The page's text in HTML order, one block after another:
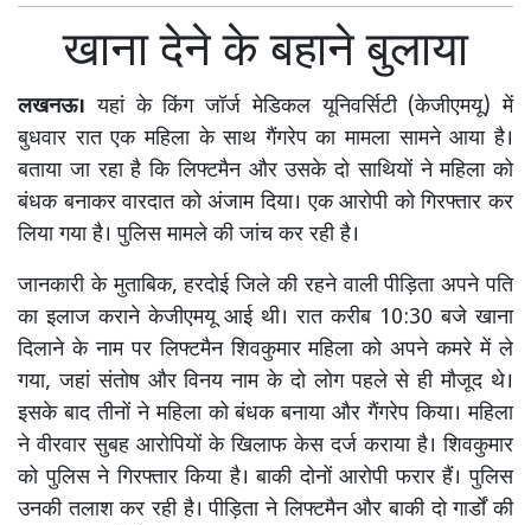
खाना देने के बहाने बुलाया
लखनऊ। यहां के किंग जॉर्ज मेडिकल यूनिवर्सिटी (केजीएमयू) में
बुधवार रात एक महिला के साथ गैंगरेप का मामला सामने आया है।
बताया जा रहा है कि लिफ्टमैन और उसके दो साथियों ने महिला को
बंधक बनाकर वारदात को अंजाम दिया। एक आरोपी को गिरफ्तार कर
लिया गया है। पुलिस मामले की जांच कर रही है।
जानकारी के मुताबिक, हरदोई जिले की रहने वाली पीड़िता अपने पति
का इलाज कराने केजीएमयू आई थी। रात करीब 10:30 बजे खाना
दिलाने के नाम पर लिफ्टमैन शिवकुमार महिला को अपने कमरे में ले
गया, जहां संतोष और विनय नाम के दो लोग पहले से ही मौजूद थे।
इसके बाद तीनों ने महिला को बंधक बनाया और गैंगरेप किया। महिला
ने वीरवार सुबह आरोपियों के खिलाफ केस दर्ज कराया है। शिवकुमार
को पुलिस ने गिरफ्तार किया है। बाकी दोनों आरोपी फरार हैं। पुलिस
उनकी तलाश कर रही है। पीड़िता ने लिफ्टमैन और बाकी दो गार्डों की